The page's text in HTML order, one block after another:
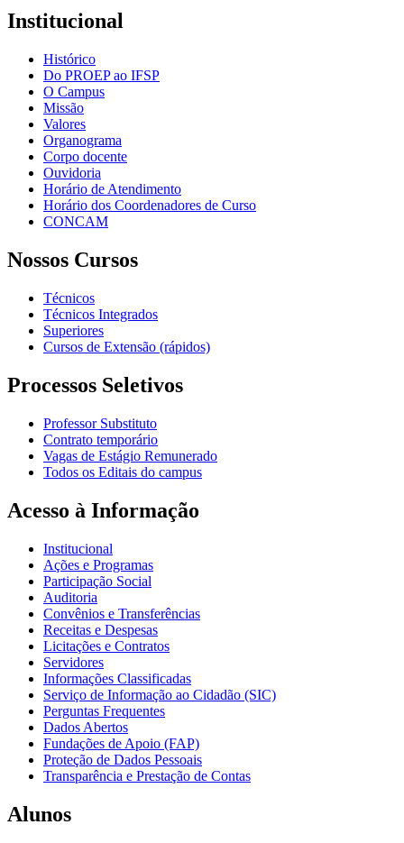
Institucional
Histórico
Do PROEP ao IFSP
O Campus
Missão
Valores
Organograma
Corpo docente
Ouvidoria
Horário de Atendimento
Horário dos Coordenadores de Curso
CONCAM
Nossos Cursos
Técnicos
Técnicos Integrados
Superiores
Cursos de Extensão (rápidos)
Processos Seletivos
Professor Substituto
Contrato temporário
Vagas de Estágio Remunerado
Todos os Editais do campus
Acesso à Informação
Institucional
Ações e Programas
Participação Social
Auditoria
Convênios e Transferências
Receitas e Despesas
Licitações e Contratos
Servidores
Informações Classificadas
Serviço de Informação ao Cidadão (SIC)
Perguntas Frequentes
Dados Abertos
Fundações de Apoio (FAP)
Proteção de Dados Pessoais
Transparência e Prestação de Contas
Alunos